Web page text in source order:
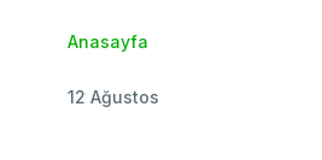
Anasayfa
12 Ağustos